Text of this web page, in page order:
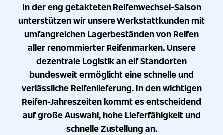
In der eng getakteten Reifenwechsel-Saison
unterstützen wir unsere Werkstattkunden mit
umfangreichen Lagerbeständen von Reifen
aller renommierter Reifenmarken. Unsere
dezentrale Logistik an elf Standorten
bundesweit ermöglicht eine schnelle und
verlässliche Reifenlieferung. In den wichtigen
Reifen-Jahreszeiten kommt es entscheidend
auf große Auswahl, hohe Lieferfähigkeit und
schnelle Zustellung an.